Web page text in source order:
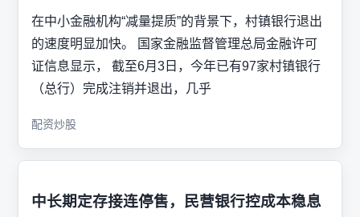
在中小金融机构“减量提质”的背景下，村镇银行退出
的速度明显加快。 国家金融监督管理总局金融许可
证信息显示， 截至6月3日，今年已有97家村镇银行
（总行）完成注销并退出，几乎
配资炒股
中长期定存接连停售，民营银行控成本稳息